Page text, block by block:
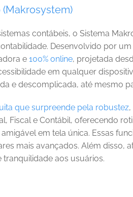
(Makrosystem)
contábeis, o Sistema
Desenvolvido por
e 100% online, projetada
em qualquer
e descomplicada, até mesmo
que surpreende pela robustez
Fiscal e Contábil, oferecendo
em tela única. Essas
mais avançados. Além disso,
aos usuários.